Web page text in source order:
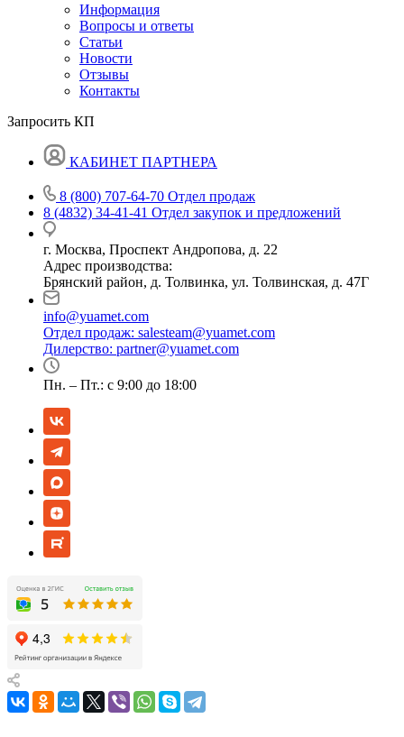
Информация
Вопросы и ответы
Статьи
Новости
Отзывы
Контакты
Запросить КП
КАБИНЕТ ПАРТНЕРА
8 (800) 707-64-70 Отдел продаж
8 (4832) 34-41-41 Отдел закупок и предложений
г. Москва, Проспект Андропова, д. 22
Адрес производства:
Брянский район, д. Толвинка, ул. Толвинская, д. 47Г
info@yuamet.com
Отдел продаж: salesteam@yuamet.com
Дилерство: partner@yuamet.com
Пн. – Пт.: с 9:00 до 18:00